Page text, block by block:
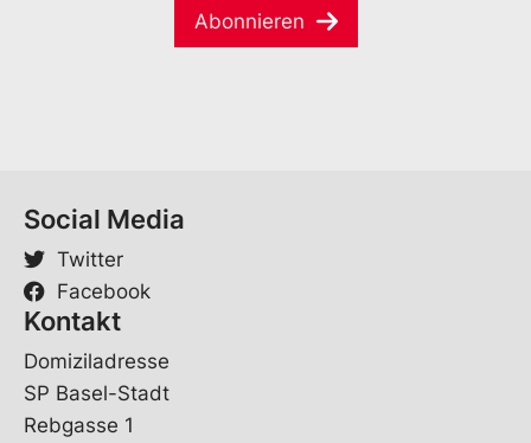
Abonnieren
Social Media
Twitter
Facebook
Kontakt
Domiziladresse
SP Basel-Stadt
Rebgasse 1